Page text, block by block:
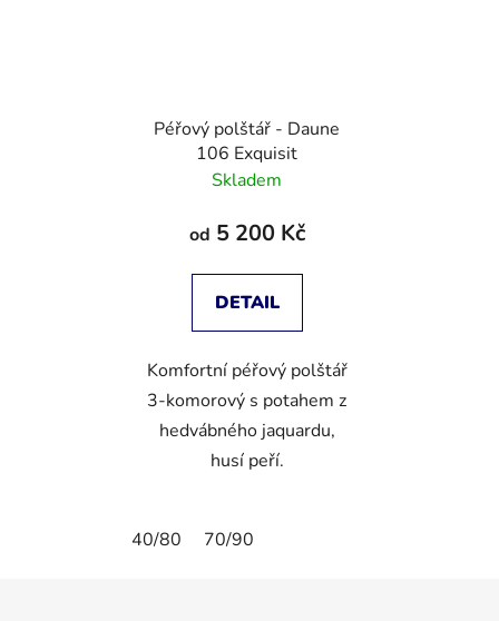
Péřový polštář - Daune
106 Exquisit
Skladem
od 5 200 Kč
DETAIL
Komfortní péřový polštář
3-komorový s potahem z
hedvábného jaquardu,
husí peří.
40/80 70/90